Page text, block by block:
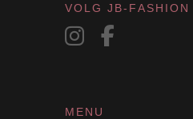
VOLG JB-FASHION
MENU